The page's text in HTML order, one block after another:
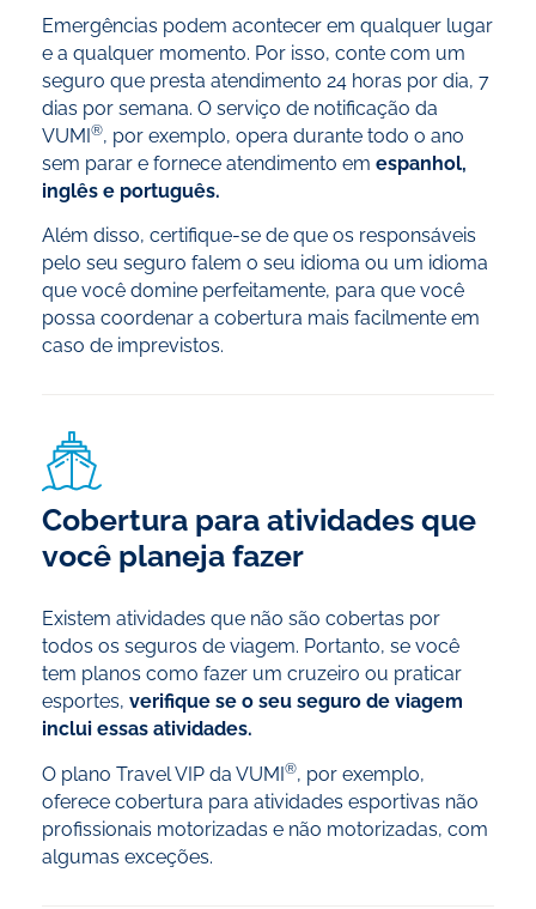
Emergências podem acontecer em qualquer lugar
e a qualquer momento. Por isso, conte com um
seguro que presta atendimento 24 horas por dia, 7
dias por semana. O serviço de notificação da
VUMI®, por exemplo, opera durante todo o ano
sem parar e fornece atendimento em espanhol,
inglês e português.
Além disso, certifique-se de que os responsáveis
pelo seu seguro falem o seu idioma ou um idioma
que você domine perfeitamente, para que você
possa coordenar a cobertura mais facilmente em
caso de imprevistos.
Cobertura para atividades que
você planeja fazer
Existem atividades que não são cobertas por
todos os seguros de viagem. Portanto, se você
tem planos como fazer um cruzeiro ou praticar
esportes, verifique se o seu seguro de viagem
inclui essas atividades.
O plano Travel VIP da VUMI®, por exemplo,
oferece cobertura para atividades esportivas não
profissionais motorizadas e não motorizadas, com
algumas exceções.